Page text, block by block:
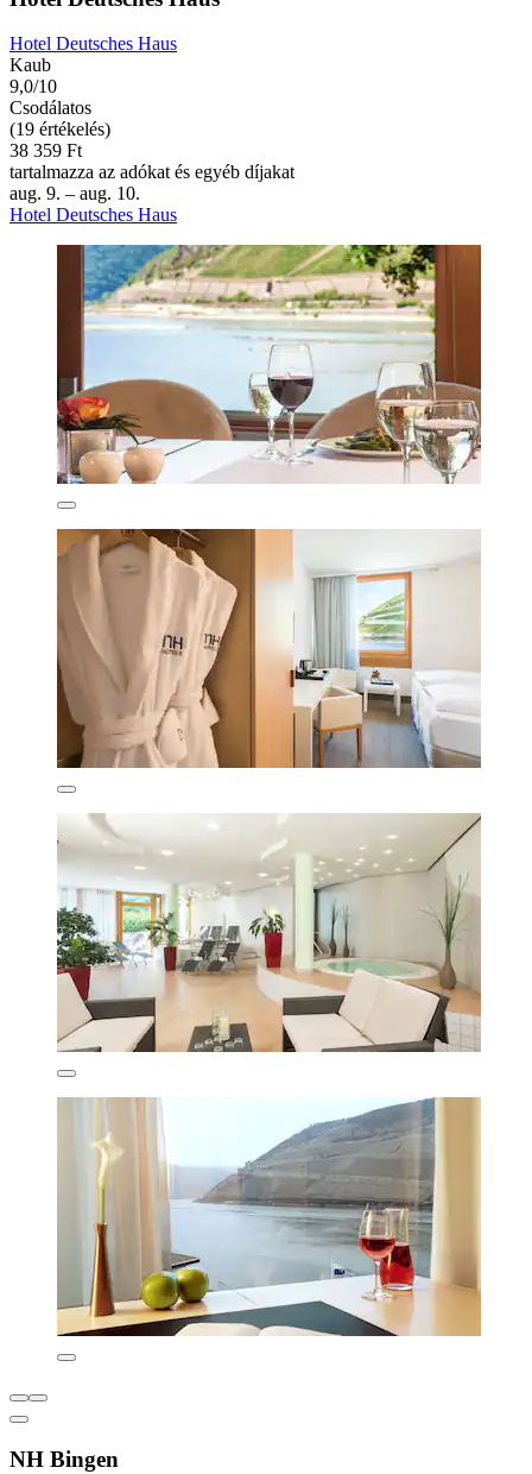
Hotel Deutsches Haus
Kaub
9,0/10
Csodálatos
(19 értékelés)
38 359 Ft
tartalmazza az adókat és egyéb díjakat
aug. 9. – aug. 10.
Hotel Deutsches Haus
NH Bingen